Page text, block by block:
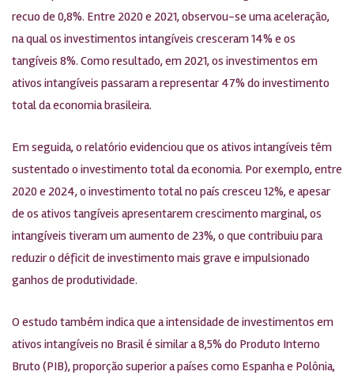
recuo de 0,8%. Entre 2020 e 2021, observou-se uma aceleração,
na qual os investimentos intangíveis cresceram 14% e os
tangíveis 8%. Como resultado, em 2021, os investimentos em
ativos intangíveis passaram a representar 47% do investimento
total da economia brasileira.
Em seguida, o relatório evidenciou que os ativos intangíveis têm
sustentado o investimento total da economia. Por exemplo, entre
2020 e 2024, o investimento total no país cresceu 12%, e apesar
de os ativos tangíveis apresentarem crescimento marginal, os
intangíveis tiveram um aumento de 23%, o que contribuiu para
reduzir o déficit de investimento mais grave e impulsionado
ganhos de produtividade.
O estudo também indica que a intensidade de investimentos em
ativos intangíveis no Brasil é similar a 8,5% do Produto Interno
Bruto (PIB), proporção superior a países como Espanha e Polônia,